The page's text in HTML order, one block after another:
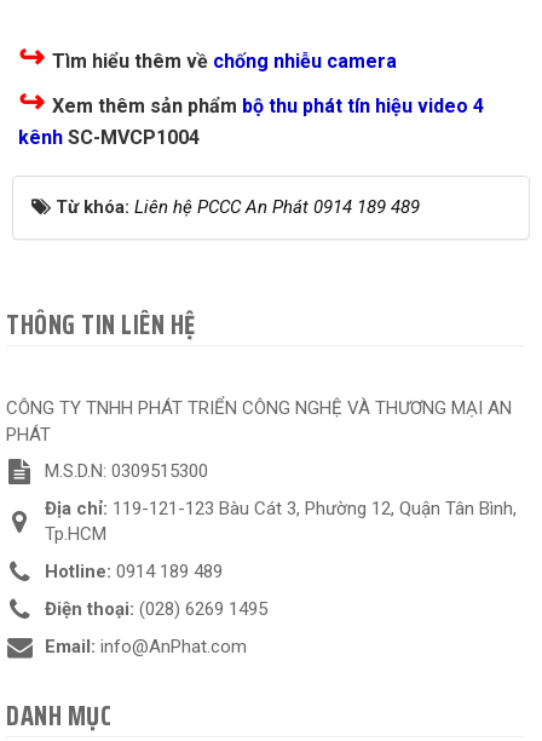
↪ Tìm hiểu thêm về chống nhiễu camera
↪ Xem thêm sản phẩm bộ thu phát tín hiệu video 4
kênh SC-MVCP1004
Từ khóa: Liên hệ PCCC An Phát 0914 189 489
THÔNG TIN LIÊN HỆ
CÔNG TY TNHH PHÁT TRIỂN CÔNG NGHỆ VÀ THƯƠNG MẠI AN
PHÁT
M.S.D.N: 0309515300
Địa chỉ: 119-121-123 Bàu Cát 3, Phường 12, Quận Tân Bình,
Tp.HCM
Hotline: 0914 189 489
Điện thoại: (028) 6269 1495
Email: info@AnPhat.com
DANH MỤC